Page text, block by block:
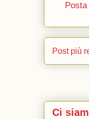
Post più
Ci